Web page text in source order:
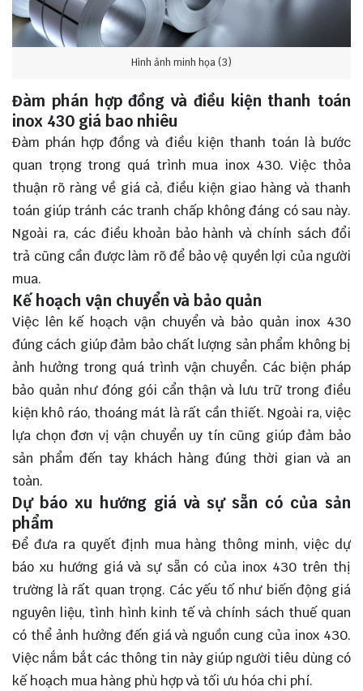
Hình ảnh minh họa (3)
Đàm phán hợp đồng và điều kiện thanh toán
inox 430 giá bao nhiêu
Đàm phán hợp đồng và điều kiện thanh toán là bước
quan trọng trong quá trình mua inox 430. Việc thỏa
thuận rõ ràng về giá cả, điều kiện giao hàng và thanh
toán giúp tránh các tranh chấp không đáng có sau này.
Ngoài ra, các điều khoản bảo hành và chính sách đổi
trả cũng cần được làm rõ để bảo vệ quyền lợi của người
mua.
Kế hoạch vận chuyển và bảo quản
Việc lên kế hoạch vận chuyển và bảo quản inox 430
đúng cách giúp đảm bảo chất lượng sản phẩm không bị
ảnh hưởng trong quá trình vận chuyển. Các biện pháp
bảo quản như đóng gói cẩn thận và lưu trữ trong điều
kiện khô ráo, thoáng mát là rất cần thiết. Ngoài ra, việc
lựa chọn đơn vị vận chuyển uy tín cũng giúp đảm bảo
sản phẩm đến tay khách hàng đúng thời gian và an
toàn.
Dự báo xu hướng giá và sự sẵn có của sản
phẩm
Để đưa ra quyết định mua hàng thông minh, việc dự
báo xu hướng giá và sự sẵn có của inox 430 trên thị
trường là rất quan trọng. Các yếu tố như biến động giá
nguyên liệu, tình hình kinh tế và chính sách thuế quan
có thể ảnh hưởng đến giá và nguồn cung của inox 430.
Việc nắm bắt các thông tin này giúp người tiêu dùng có
kế hoạch mua hàng phù hợp và tối ưu hóa chi phí.